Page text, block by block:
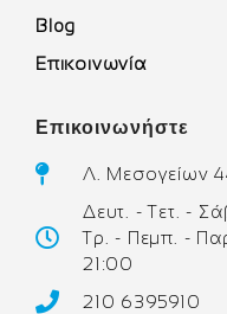
Blog
Επικοινωνία
Επικοινωνήστε
Λ. Μεσογείων
Δευτ. - Τετ. -
Τρ. - Πεμπ. -
21:00
210 6395910